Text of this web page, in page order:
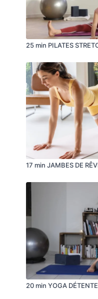
médical ou à des
25 min PILATES
17 min JAMBES DE
20 min YOGA DÉTENTE